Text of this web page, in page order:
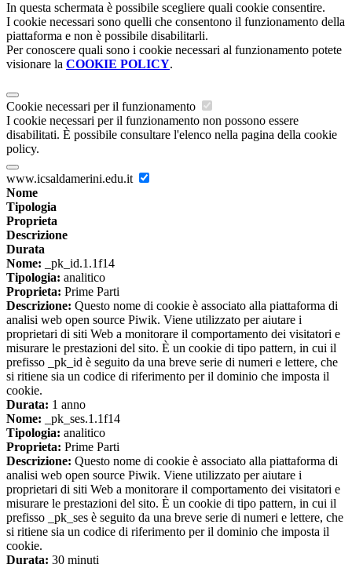
In questa schermata è possibile scegliere quali cookie consentire.
I cookie necessari sono quelli che consentono il funzionamento della
piattaforma e non è possibile disabilitarli.
Per conoscere quali sono i cookie necessari al funzionamento potete
visionare la COOKIE POLICY.
Cookie necessari per il funzionamento
I cookie necessari per il funzionamento non possono essere
disabilitati. È possibile consultare l'elenco nella pagina della cookie
policy.
www.icsaldamerini.edu.it
Nome
Tipologia
Proprieta
Descrizione
Durata
Nome: _pk_id.1.1f14
Tipologia: analitico
Proprieta: Prime Parti
Descrizione: Questo nome di cookie è associato alla piattaforma di
analisi web open source Piwik. Viene utilizzato per aiutare i
proprietari di siti Web a monitorare il comportamento dei visitatori e
misurare le prestazioni del sito. È un cookie di tipo pattern, in cui il
prefisso _pk_id è seguito da una breve serie di numeri e lettere, che
si ritiene sia un codice di riferimento per il dominio che imposta il
cookie.
Durata: 1 anno
Nome: _pk_ses.1.1f14
Tipologia: analitico
Proprieta: Prime Parti
Descrizione: Questo nome di cookie è associato alla piattaforma di
analisi web open source Piwik. Viene utilizzato per aiutare i
proprietari di siti Web a monitorare il comportamento dei visitatori e
misurare le prestazioni del sito. È un cookie di tipo pattern, in cui il
prefisso _pk_ses è seguito da una breve serie di numeri e lettere, che
si ritiene sia un codice di riferimento per il dominio che imposta il
cookie.
Durata: 30 minuti